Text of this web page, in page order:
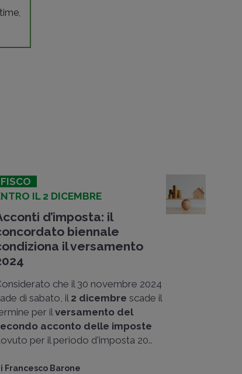
FISCO
IL 2 DICEMBRE
d’imposta: il
biennale
il versamento
che il 30 novembre 2024
di sabato, il 2 dicembre scade il
per ilversamento del
acconto delle imposte
per il periodo d'imposta 20..
Francesco Barone